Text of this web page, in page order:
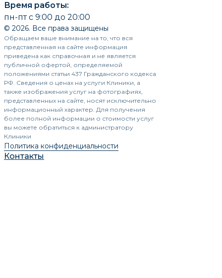
Время работы:
пн-пт с 9:00 до 20:00
© 2026. Все права защищены
Обращаем ваше внимание на то, что вся
представленная на сайте информация
приведена как справочная и не является
публичной офертой, определяемой
положениями статьи 437 Гражданского кодекса
РФ. Сведения о ценах на услуги Клиники, а
также изображения услуг на фотографиях,
представленных на сайте, носят исключительно
информационный характер. Для получения
более полной информации о стоимости услуг
вы можете обратиться к администратору
Клиники
Политика конфиденциальности
Контакты